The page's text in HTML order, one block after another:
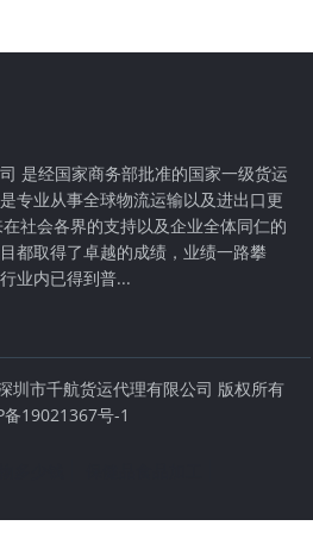
是经国家商务部批准的国家一级货运
专业从事全球物流运输以及进出口更
社会各界的支持以及企业全体同仁的
都取得了卓越的成绩，业绩一路攀
业内已得到普...
市千航货运代理有限公司 版权所有
备19021367号-1